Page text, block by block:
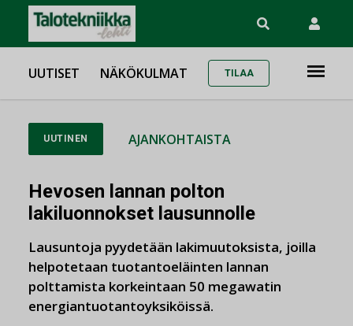
UUTISET NÄKÖKULMAT TILAA
UUTINEN AJANKOHTAISTA
Hevosen lannan polton
lakiluonnokset lausunnolle
Lausuntoja pyydetään lakimuutoksista, joilla
helpotetaan tuotantoeläinten lannan
polttamista korkeintaan 50 megawatin
energiantuotantoyksiköissä.